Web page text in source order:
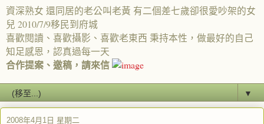
資深熟女 還同居的老公叫老黃 有二個差七歲卻很愛吵架的女
兒 2010/7/9移民到府城
喜歡閱讀、喜歡攝影、喜歡老東西 秉持本性，做最好的自己
知足感恩，認真過每一天
合作提案、邀稿，請來信
▼
2008年4月1日 星期二